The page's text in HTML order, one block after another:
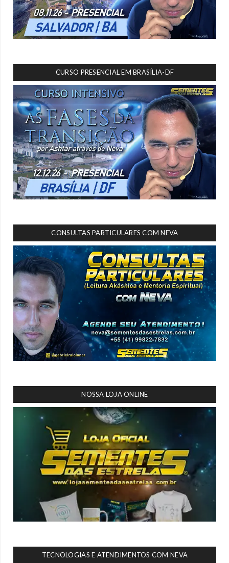
CURSO PRESENCIAL EM BRASÍLIA-DF
CONSULTAS PARTICULARES COM NEVA
NOSSA LOJA ONLINE
TECNOLOGIAS E ATENDIMENTOS COM NEVA